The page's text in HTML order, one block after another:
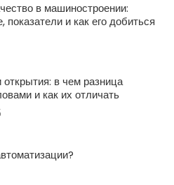
в машиностроении:
показатели и как его добиться
в чем разница
и как их отличать